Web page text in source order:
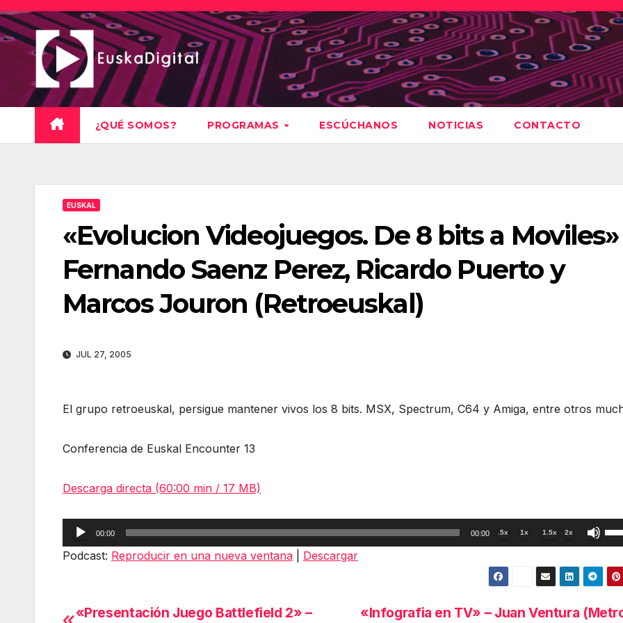
Saltar
al
contenido
¿QUÉ SOMOS? PROGRAMAS ESCÚCHANOS NOTICIAS CONTACTO
EUSKAL
«Evolucion Videojuegos. De 8 bits a Moviles»
Fernando Saenz Perez, Ricardo Puerto y
Marcos Jouron (Retroeuskal)
JUL 27, 2005
El grupo retroeuskal, persigue mantener vivos los 8 bits. MSX, Spectrum, C64 y Amiga, entre otros
Conferencia de Euskal Encounter 13
Descarga directa (60:00 min / 17 MB)
Reproductor
de
00:00 00:00 .5x 1x 1.5x 2x
las
de
Podcast: Reproducir en una nueva ventana Descargar
«Infografia en TV» – Juan Ventura
«Presentación Juego Battlefield 2» –